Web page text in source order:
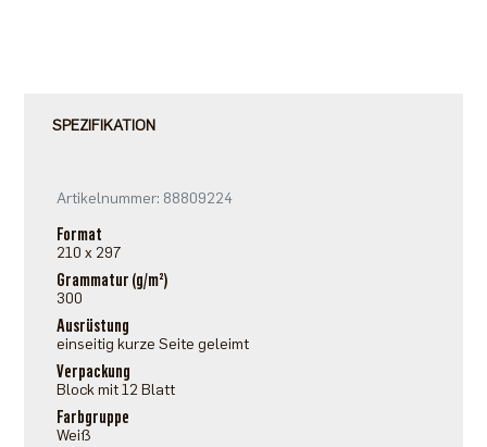
SPEZIFIKATION
Artikelnummer: 88809224
Format
210 x 297
Grammatur (g/m²)
300
Ausrüstung
einseitig kurze Seite geleimt
Verpackung
Block mit 12 Blatt
Farbgruppe
Weiß